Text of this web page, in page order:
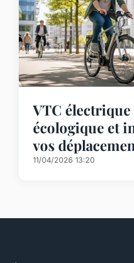
VTC
écologique et
vos
11/04/2026 13:20